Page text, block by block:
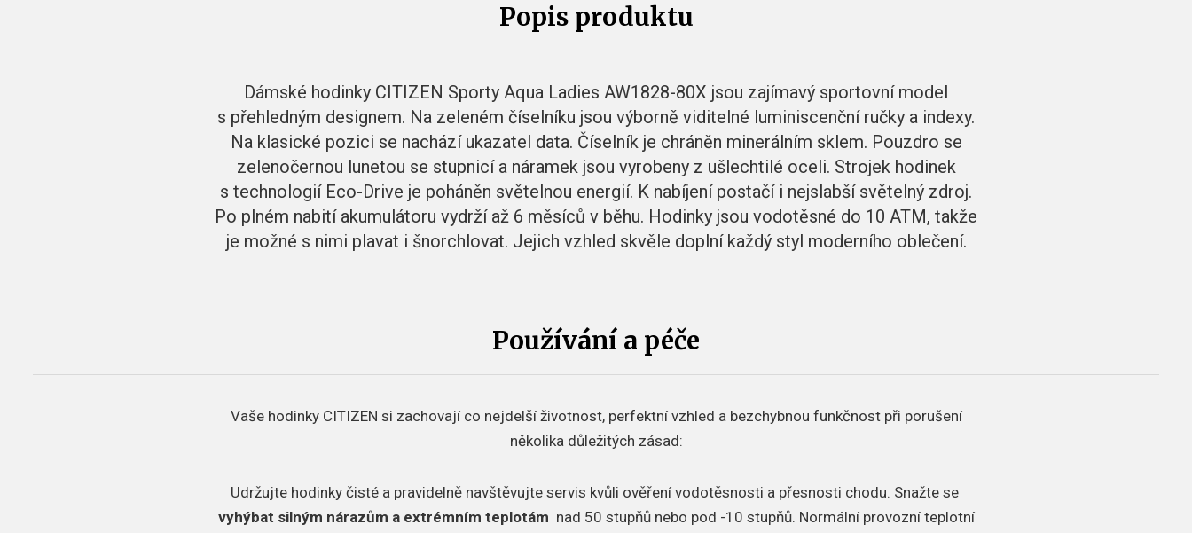
Popis produktu
Dámské hodinky CITIZEN Sporty Aqua Ladies AW1828-80X jsou zajímavý sportovní model
s přehledným designem. Na zeleném číselníku jsou výborně viditelné luminiscenční ručky a indexy.
Na klasické pozici se nachází ukazatel data. Číselník je chráněn minerálním sklem. Pouzdro se
zelenočernou lunetou se stupnicí a náramek jsou vyrobeny z ušlechtilé oceli. Strojek hodinek
s technologií Eco-Drive je poháněn světelnou energií. K nabíjení postačí i nejslabší světelný zdroj.
Po plném nabití akumulátoru vydrží až 6 měsíců v běhu. Hodinky jsou vodotěsné do 10 ATM, takže
je možné s nimi plavat i šnorchlovat. Jejich vzhled skvěle doplní každý styl moderního oblečení.
Používání a péče
Vaše hodinky CITIZEN si zachovají co nejdelší životnost, perfektní vzhled a bezchybnou funkčnost při porušení
několika důležitých zásad:
Udržujte hodinky čisté a pravidelně navštěvujte servis kvůli ověření vodotěsnosti a přesnosti chodu. Snažte se
vyhýbat silným nárazům a extrémním teplotám nad 50 stupňů nebo pod -10 stupňů. Normální provozní teplotní